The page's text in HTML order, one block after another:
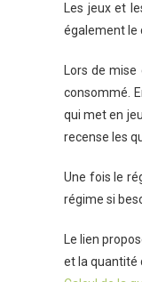
Les jeux et
également le
Lors de
consommé.
qui met en
recense les
Une fois le
régime si
Le lien
et la quantité